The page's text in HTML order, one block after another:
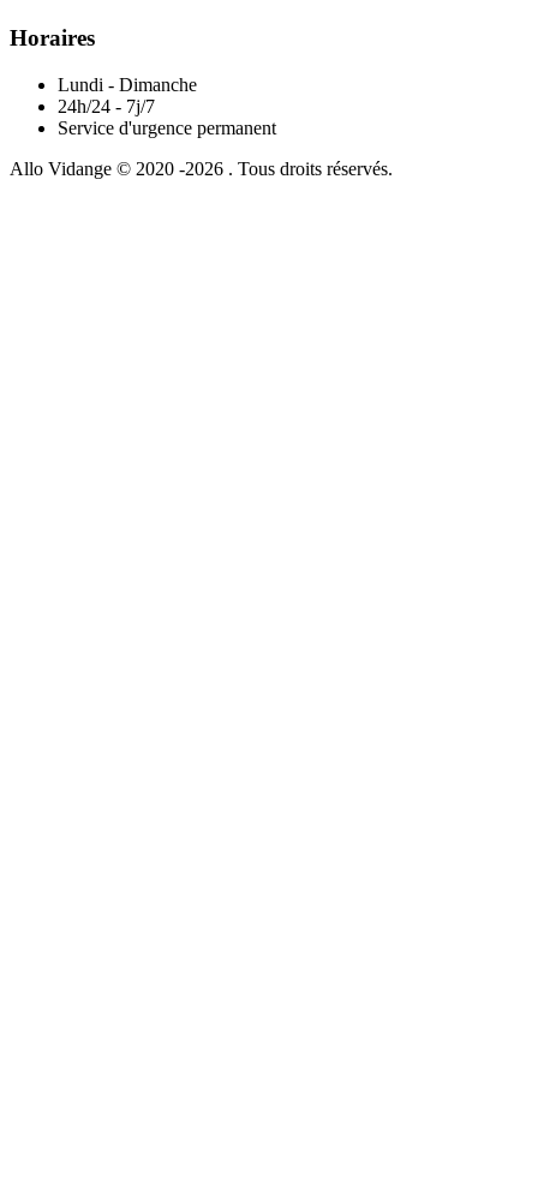
Horaires
Lundi - Dimanche
24h/24 - 7j/7
Service d'urgence permanent
Allo Vidange © 2020 -2026 . Tous droits réservés.